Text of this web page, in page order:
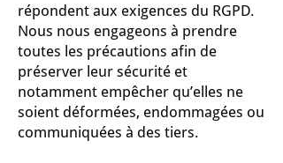
répondent aux exigences du RGPD.
Nous nous engageons à prendre
toutes les précautions afin de
préserver leur sécurité et
notamment empêcher qu’elles ne
soient déformées, endommagées ou
communiquées à des tiers.